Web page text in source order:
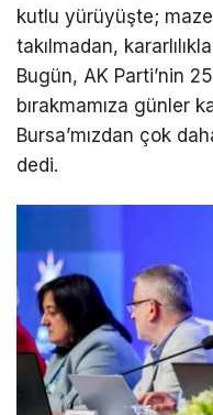
kutlu yürüyüşte;
takılmadan,
Bugün, AK Parti’nin
bırakmamıza günler
Bursa’mızdan çok
dedi.